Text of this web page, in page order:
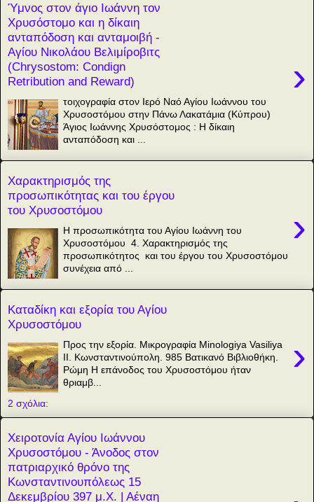
Ύμνος στον άγιο Ιωάννη τον
Χρυσόστομο και η δίκαιη
ανταπόδοση και ανταμοιβή -
Αγίου Νικολάου Βελιμίροβιτς
(Chrysostom: Condign
Retribution and Reward)
›
τοιχογραφία στον Ιερό Ναό Αγίου Ιωάννου του
Χρυσοστόμου στην Πάνω Λακατάμια (Κύπρου)
Άγιος Ιωάννης Χρυσόστομος : Η δίκαιη
ανταπόδοση και ...
Χαρακτηρισμός της
προσωπικότητας και του έργου
του Χρυσοστόμου
›
Η προσωπικότητα του Αγίου Ιωάννη του
Χρυσοστόμου 4. Χαρακτηρισμός της
προσωπικότητος και του έργου του Χρυσοστόμου
συνέχεια από ...
Καταδίκη και εξορία του Αγίου
Χρυσοστόμου
›
Προς την εξορία. Μικρογραφία Minologiya Vasiliya
II. Κωνσταντινούπολη. 985 Βατικανό Βιβλιοθήκη.
Ρώμη Η επάνοδος του Χρυσοστόμου ήταν
θριαμβ...
2 σχόλια:
Χειροτονία Αγίου Ιωάννου
Χρυσοστόμου - Άνοδος στον
πατριαρχικό θρόνο της
Κωνσταντινουπόλεως 15
Δεκεμβρίου 397 μ.Χ. | Αέναη